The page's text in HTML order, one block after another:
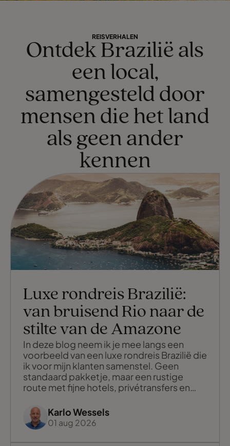
REISVERHALEN
Ontdek Brazilië als
een local,
samengesteld door
mensen die het land
als geen ander
kennen
Luxe rondreis Brazilië:
van bruisend Rio naar de
stilte van de Amazone
In deze blog neem ik je mee langs een
voorbeeld van een luxe rondreis Brazilië die
ik voor mijn klanten samenstel. Geen
standaard pakketje, maar een rustige
route met fijne hotels, privétransfers en
het als inspiratie: jouw eigen reis maak ik
altijd helemaal op maat.
Karlo Wessels
01 aug 2026